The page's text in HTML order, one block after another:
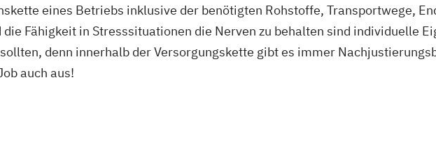
eines Betriebs inklusive der benötigten Rohstoffe, Transportwege,
Fähigkeit in Stresssituationen die Nerven zu behalten sind individuelle
denn innerhalb der Versorgungskette gibt es immer
auch aus!